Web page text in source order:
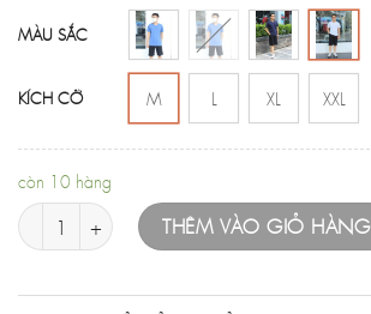
MÀU SẮC
KÍCH CỠ M L XL XXL
còn 10 hàng
Bộ thun ngắn tay nam số lượngTHÊM VÀO GIỎ HÀNG